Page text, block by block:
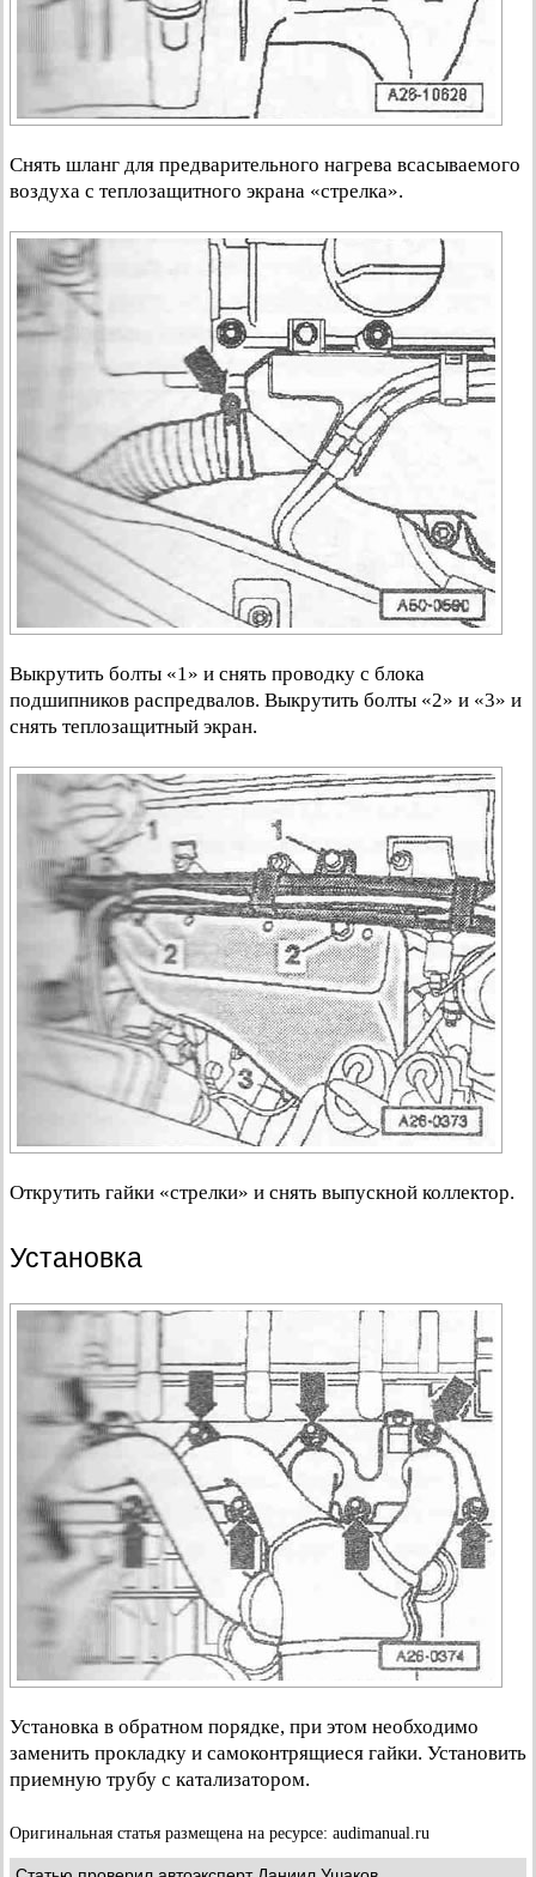
Снять шланг для предварительного нагрева всасываемого
воздуха с теплозащитного экрана «стрелка».
Выкрутить болты «1» и снять проводку с блока
подшипников распредвалов. Выкрутить болты «2» и «3» и
снять теплозащитный экран.
Открутить гайки «стрелки» и снять выпускной коллектор.
Установка
Установка в обратном порядке, при этом необходимо
заменить прокладку и самоконтрящиеся гайки. Установить
приемную трубу с катализатором.
Оригинальная статья размещена на ресурсе: audimanual.ru